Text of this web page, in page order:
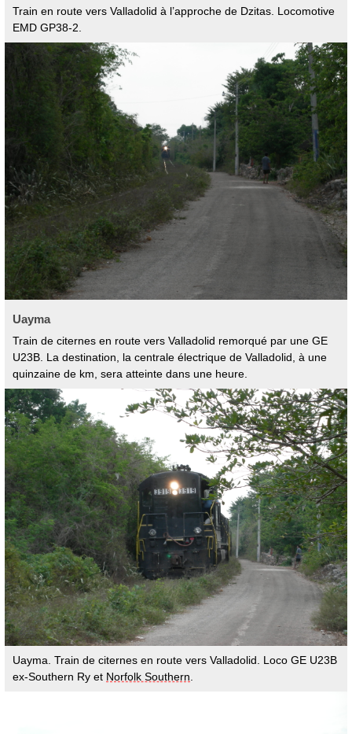
Train en route vers Valladolid à l’approche de Dzitas. Locomotive
EMD GP38-2.
Uayma
Train de citernes en route vers Valladolid remorqué par une GE
U23B. La destination, la centrale électrique de Valladolid, à une
quinzaine de km, sera atteinte dans une heure.
Uayma. Train de citernes en route vers Valladolid. Loco GE U23B
ex-Southern Ry et Norfolk Southern.